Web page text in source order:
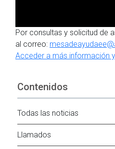
Por consultas y solicitud de
al correo:
Acceder a más información
Contenidos
Todas las noticias
Llamados